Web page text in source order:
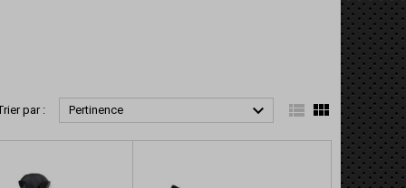
par : Pertinence   